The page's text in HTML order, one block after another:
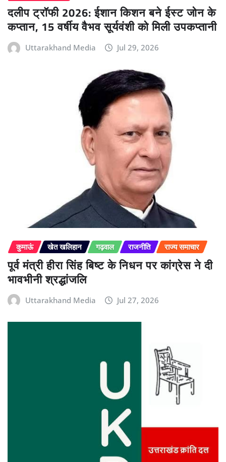
दलीप ट्रॉफी 2026: ईशान किशन बने ईस्ट जोन के
कप्तान, 15 वर्षीय वैभव सूर्यवंशी को मिली उपकप्तानी
Uttarakhand Media Jul 29, 2026
कुमाऊं खेत खलिहान गढ़वाल राजनीति राज्य समाचार
पूर्व मंत्री हीरा सिंह बिष्ट के निधन पर कांग्रेस ने दी
भावभीनी श्रद्धांजलि
Uttarakhand Media Jul 27, 2026